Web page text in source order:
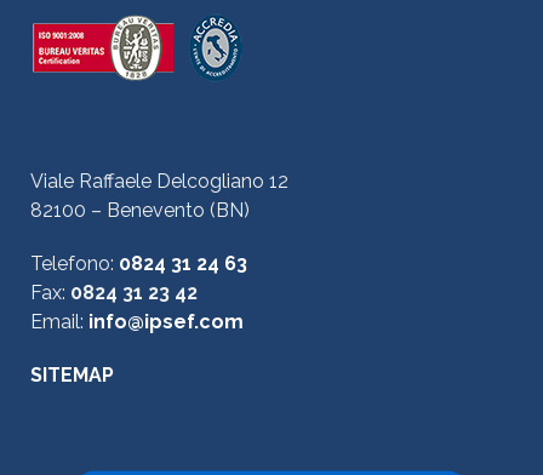
Viale Raffaele Delcogliano 12
82100 – Benevento (BN)
Telefono: 0824 31 24 63
Fax: 0824 31 23 42
Email: info@ipsef.com
SITEMAP